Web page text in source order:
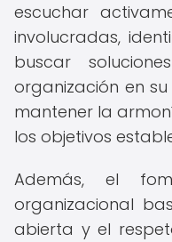
escuchar
involucradas,
buscar
organización en
mantener la
los objetivos
Además, el
organizacional
abierta y el